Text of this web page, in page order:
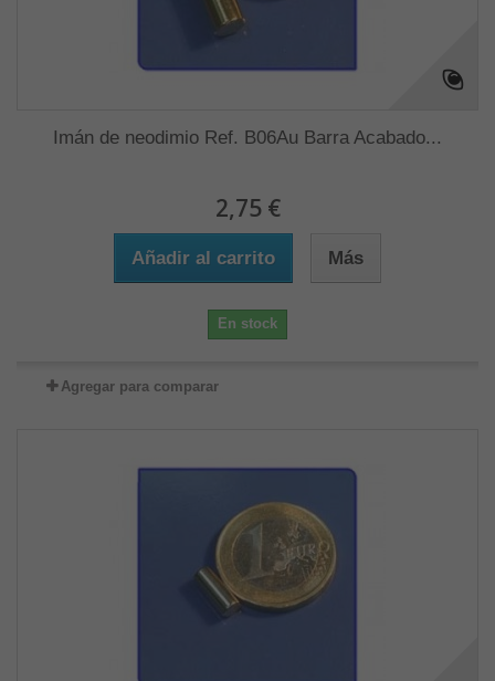
Imán de neodimio Ref. B06Au Barra Acabado...
2,75 €
Añadir al carrito Más
En stock
Agregar para comparar